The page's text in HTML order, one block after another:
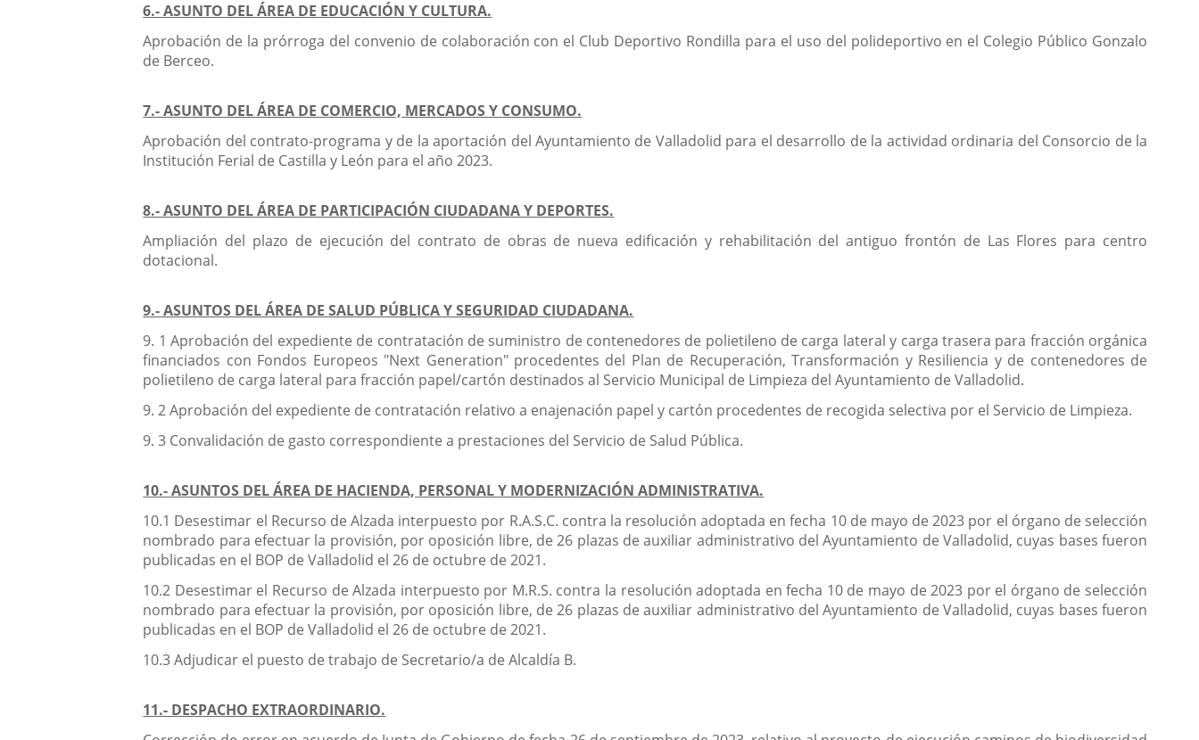
6.- ASUNTO DEL ÁREA DE EDUCACIÓN Y CULTURA.
Aprobación de la prórroga del convenio de colaboración con el Club Deportivo Rondilla para el uso del polideportivo en el Colegio Público Gonzalo
de Berceo.
7.- ASUNTO DEL ÁREA DE COMERCIO, MERCADOS Y CONSUMO.
Aprobación del contrato-programa y de la aportación del Ayuntamiento de Valladolid para el desarrollo de la actividad ordinaria del Consorcio de la
Institución Ferial de Castilla y León para el año 2023.
8.- ASUNTO DEL ÁREA DE PARTICIPACIÓN CIUDADANA Y DEPORTES.
Ampliación del plazo de ejecución del contrato de obras de nueva edificación y rehabilitación del antiguo frontón de Las Flores para centro
dotacional.
9.- ASUNTOS DEL ÁREA DE SALUD PÚBLICA Y SEGURIDAD CIUDADANA.
9. 1 Aprobación del expediente de contratación de suministro de contenedores de polietileno de carga lateral y carga trasera para fracción orgánica
financiados con Fondos Europeos "Next Generation" procedentes del Plan de Recuperación, Transformación y Resiliencia y de contenedores de
polietileno de carga lateral para fracción papel/cartón destinados al Servicio Municipal de Limpieza del Ayuntamiento de Valladolid.
9. 2 Aprobación del expediente de contratación relativo a enajenación papel y cartón procedentes de recogida selectiva por el Servicio de Limpieza.
9. 3 Convalidación de gasto correspondiente a prestaciones del Servicio de Salud Pública.
10.- ASUNTOS DEL ÁREA DE HACIENDA, PERSONAL Y MODERNIZACIÓN ADMINISTRATIVA.
10.1 Desestimar el Recurso de Alzada interpuesto por R.A.S.C. contra la resolución adoptada en fecha 10 de mayo de 2023 por el órgano de selección
nombrado para efectuar la provisión, por oposición libre, de 26 plazas de auxiliar administrativo del Ayuntamiento de Valladolid, cuyas bases fueron
publicadas en el BOP de Valladolid el 26 de octubre de 2021.
10.2 Desestimar el Recurso de Alzada interpuesto por M.R.S. contra la resolución adoptada en fecha 10 de mayo de 2023 por el órgano de selección
nombrado para efectuar la provisión, por oposición libre, de 26 plazas de auxiliar administrativo del Ayuntamiento de Valladolid, cuyas bases fueron
publicadas en el BOP de Valladolid el 26 de octubre de 2021.
10.3 Adjudicar el puesto de trabajo de Secretario/a de Alcaldía B.
11.- DESPACHO EXTRAORDINARIO.